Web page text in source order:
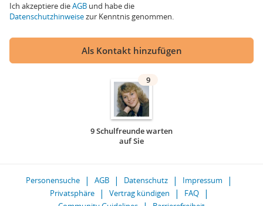
Ich akzeptiere dieAGB und habe die
Datenschutzhinweisezur Kenntnis genommen.
Als Kontakt hinzufügen
9
9 Schulfreunde warten
auf Sie
Personensuche AGB Datenschutz
Impressum
Privatsphäre
Vertrag kündigen
FAQ